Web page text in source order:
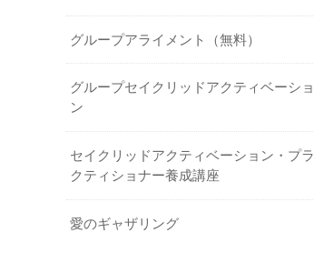
グループアライメント（無料）
グループセイクリッドアクティベーショ
ン
セイクリッドアクティベーション・プラ
クティショナー養成講座
愛のギャザリング